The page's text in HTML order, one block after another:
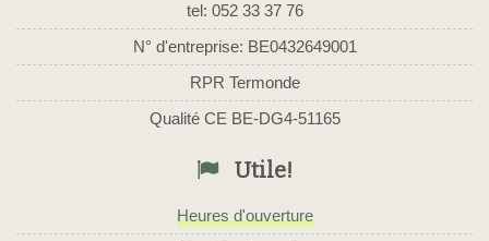
tel: 052 33 37 76
N° d'entreprise: BE0432649001
RPR Termonde
Qualité CE BE-DG4-51165
Utile!
Heures d'ouverture